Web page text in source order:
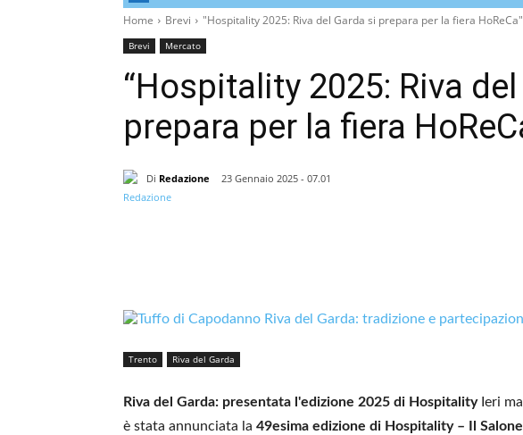
Home Brevi "Hospitality 2025: Riva del Garda si prepara per la fiera HoReCa"
Brevi Mercato
“Hospitality 2025: Riva
prepara per la fiera
Di Redazione
23 Gennaio 2025 - 07.01
Trento Riva del Garda
Riva del Garda: presentata l'edizione 2025 di HospitalityIeri
è stata annunciata la 49esima edizione di Hospitality – Il